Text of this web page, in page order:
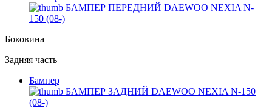
БАМПЕР ПЕРЕДНИЙ DAEWOO NEXIA N-
150 (08-)
Боковина
Задняя часть
Бампер
БАМПЕР ЗАДНИЙ DAEWOO NEXIA N-150
(08-)